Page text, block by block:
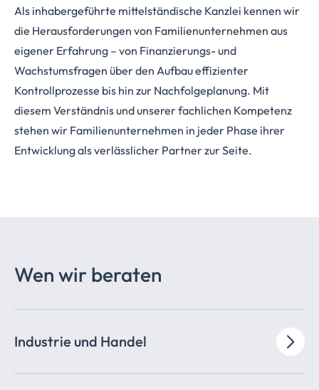
Als inhabergeführte mittelständische Kanzlei kennen wir
die Herausforderungen von Familienunternehmen aus
eigener Erfahrung – von Finanzierungs- und
Wachstumsfragen über den Aufbau effizienter
Kontrollprozesse bis hin zur Nachfolgeplanung. Mit
diesem Verständnis und unserer fachlichen Kompetenz
stehen wir Familienunternehmen in jeder Phase ihrer
Entwicklung als verlässlicher Partner zur Seite.
Wen wir beraten
Industrie und Handel